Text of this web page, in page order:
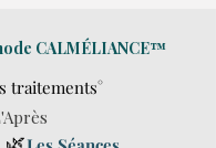
CALMÉLIANCE™
traitements°
🌿